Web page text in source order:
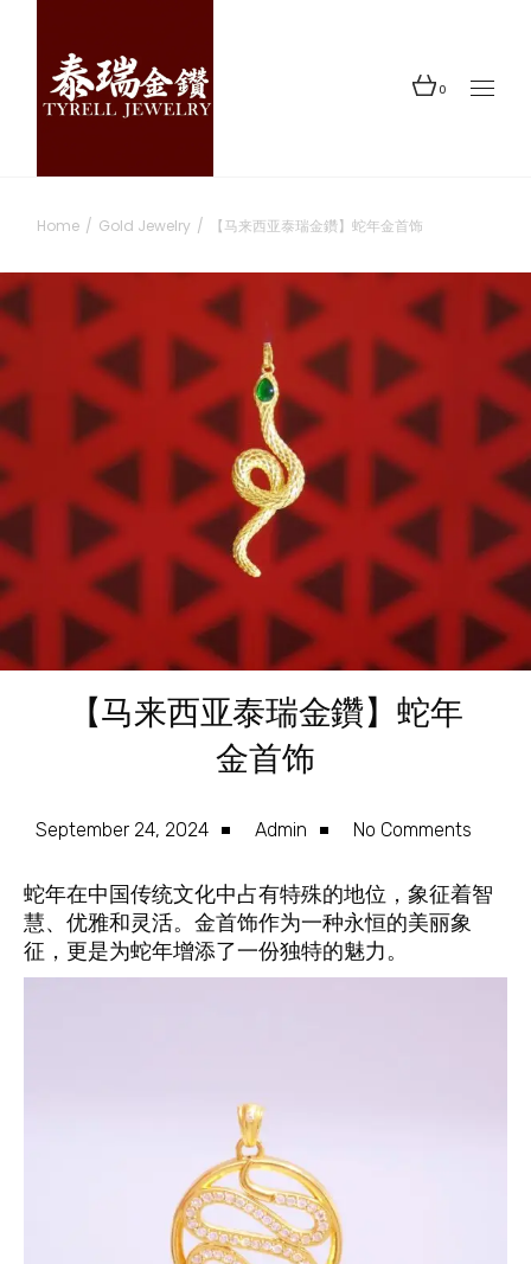
0
Home Gold Jewelry 【马来西亚泰瑞金鑽】蛇年金首饰
【马来西亚泰瑞金鑽】蛇年
金首饰
September 24, 2024 Admin No Comments
蛇年在中国传统文化中占有特殊的地位，象征着智
慧、优雅和灵活。金首饰作为一种永恒的美丽象
征，更是为蛇年增添了一份独特的魅力。